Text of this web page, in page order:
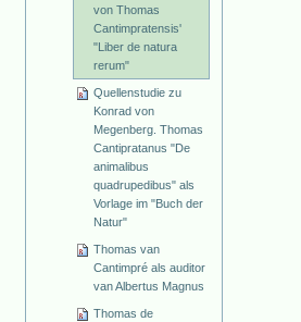
von Thomas
Cantimpratensis'
"Liber de natura
rerum"
Quellenstudie zu
Konrad von
Megenberg. Thomas
Cantipratanus "De
animalibus
quadrupedibus" als
Vorlage im "Buch der
Natur"
Thomas van
Cantimpré als auditor
van Albertus Magnus
Thomas de